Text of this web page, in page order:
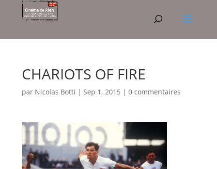
CHARIOTS OF FIRE
par Nicolas Botti | Sep 1, 2015| 0 commentaires